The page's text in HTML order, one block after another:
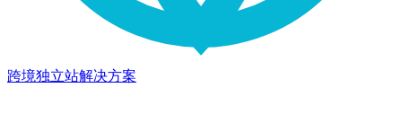
跨境独立站解决方案